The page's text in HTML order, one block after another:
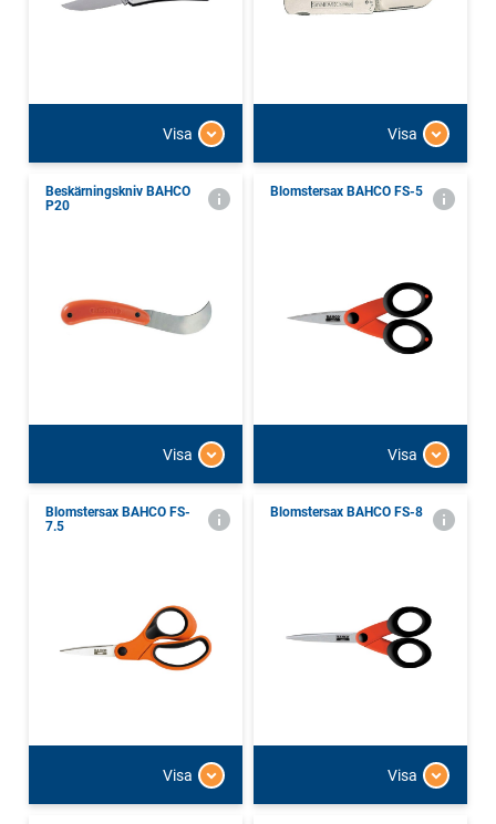
Visa Visa
Beskärningskniv BAHCO
P20
Visa
Blomstersax BAHCO FS-5
Visa
Blomstersax BAHCO FS-
7.5
Visa
Blomstersax BAHCO FS-8
Visa